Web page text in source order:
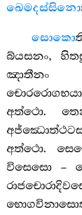
ඛෙමදස්සිනො
සොකො
බ්යසනං,
ඤාතීනං
අත්ථො.
අත්ථො.
විසෙසො –